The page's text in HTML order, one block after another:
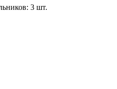
3 шт.